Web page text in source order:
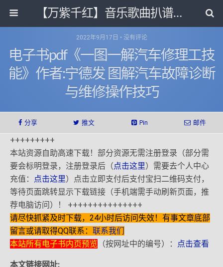
【万紫千红】音乐歌曲扒谱打带和电子书影视剧资源网
2022年9月17日 • 没有评论
电子书pdf《一图一解汽车修理工技
能》作者:宁德发 图解汽车故障诊断
与维修操作技巧
分享 推文 Pin 邮件
+++++++++
本站资源自助高速下载！部分资源无需注册登录（部分需
要会标明登录，注册登录后（点击这里）需要去个人中心
充值：
点击这里）点击立即支付后支付宝扫二维码支付，
等待页面跳转显示下载链接（手机端需手动刷新页面，推
荐电脑访问）！ +++++++++++++++
请尽快抓紧及时下载，24小时后访问失效！有事文章底部
留言或请取得QQ联系： 联系我们
本站所有电子书内页预览 （按网址中的编号）： 点击查看
本文链接网址: